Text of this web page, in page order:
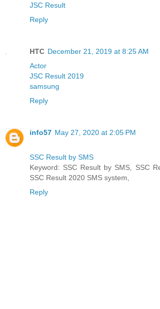
JSC Result
Reply
HTC December 21, 2019 at 8:25 AM
Actor
JSC Result 2019
samsung
Reply
info57 May 27, 2020 at 2:05 PM
SSC Result by SMS
Keyword: SSC Result by SMS, SSC
SSC Result 2020 SMS system,
Reply